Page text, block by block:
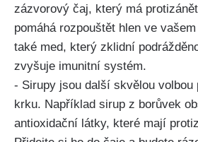
zázvorový čaj, který‍ má
pomáhá rozpouštět hlen ve
také⁢ med, který zklidní
zvyšuje imunitní systém.
-​ Sirupy⁤ jsou další‌ skvělou volbou
krku.‌ Například⁤ sirup ⁤z borůvek
antioxidační látky, ‌které mají